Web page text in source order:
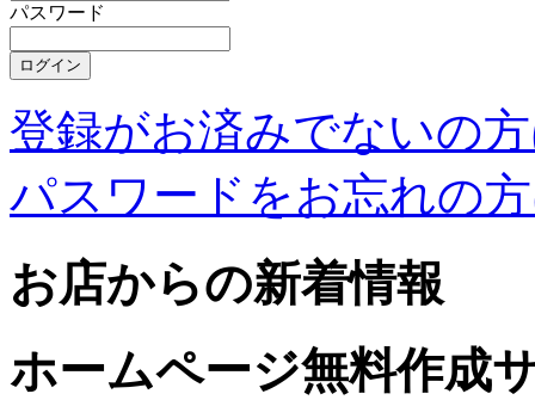
パスワード
登録がお済みでないの
パスワードをお忘れの
お店からの新着情報
ホームページ無料作成